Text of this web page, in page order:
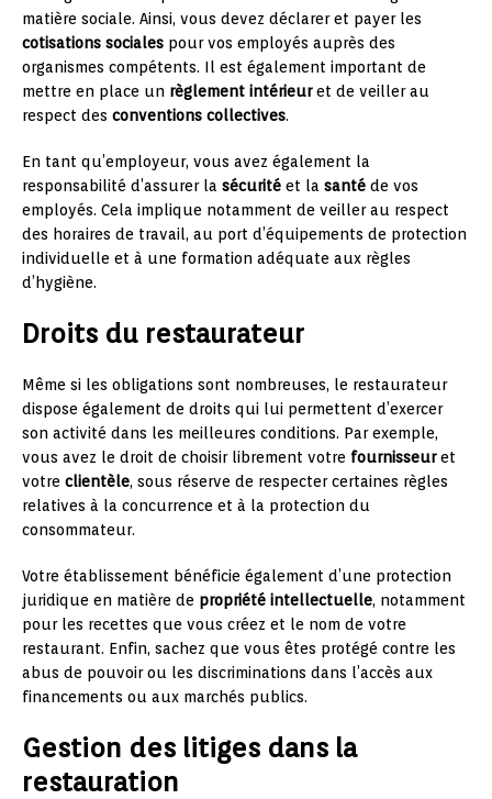
matière sociale. Ainsi, vous devez déclarer et payer les
cotisations sociales pour vos employés auprès des
organismes compétents. Il est également important de
mettre en place un règlement intérieuret de veiller au
respect des conventions collectives.
En tant qu’employeur, vous avez également la
responsabilité d’assurer la sécurité et la santé de vos
employés. Cela implique notamment de veiller au respect
des horaires de travail, au port d’équipements de protection
individuelle et à une formation adéquate aux règles
d’hygiène.
Droits du restaurateur
Même si les obligations sont nombreuses, le restaurateur
dispose également de droits qui lui permettent d’exercer
son activité dans les meilleures conditions. Par exemple,
vous avez le droit de choisir librement votre fournisseuret
votre clientèle, sous réserve de respecter certaines règles
relatives à la concurrence et à la protection du
consommateur.
Votre établissement bénéficie également d’une protection
juridique en matière de propriété intellectuelle, notamment
pour les recettes que vous créez et le nom de votre
restaurant. Enfin, sachez que vous êtes protégé contre les
abus de pouvoir ou les discriminations dans l’accès aux
financements ou aux marchés publics.
Gestion des litiges dans la
restauration